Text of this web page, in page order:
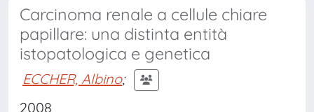
Carcinoma renale a cellule chiare
papillare: una distinta entità
istopatologica e genetica
ECCHER, Albino;
2008